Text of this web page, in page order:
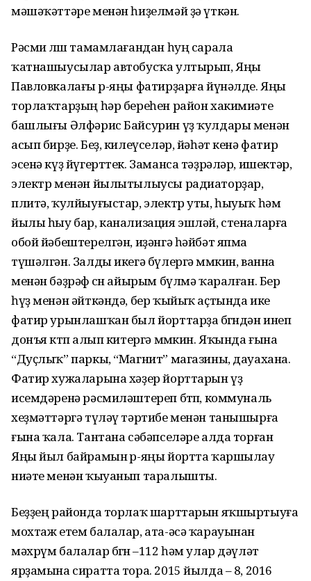
мәшәҡәттәре менән һиҙелмәй ҙә үткән.
Рәсми өлөш тамамлағандан һуң сарала
ҡатнашыусылар автобусҡа ултырып, Яңы
Павловкалағы өр-яңы фатирҙарға йүнәлде. Яңы
торлаҡтарҙың һәр береһен район хакимиәте
башлығы Әлфәрис Байсурин үҙ ҡулдары менән
асып бирҙе. Беҙ, килеүселәр, йәһәт кенә фатир
эсенә күҙ йүгерттек. Заманса тәҙрәләр, ишектәр,
электр менән йылытылыусы радиаторҙар,
плитә, ҡулйыуғыстар, электр уты, һыуыҡ һәм
йылы һыу бар, канализация эшләй, стеналарға
обой йәбештерелгән, иҙәнгә һәйбәт япма
түшәлгән. Залды икегә бүлергә мөмкин, ванна
менән бәҙрәф өсөн айырым бүлмә ҡаралған. Бер
һүҙ менән әйткәндә, бер ҡыйыҡ аҫтында ике
фатир урынлашҡан был йорттарҙа бөгөндән инеп
донъя көтөп алып китергә мөмкин. Яҡында ғына
“Дуҫлыҡ” паркы, “Магнит” магазины, дауахана.
Фатир хужаларына хәҙер йорттарын үҙ
исемдәренә рәсмиләштереп бөтөп, коммуналь
хеҙмәттәргә түләү тәртибе менән танышырға
ғына ҡала. Тантана сәбәпселәре алда торған
Яңы йыл байрамын өр-яңы йортта ҡаршылау
ниәте менән ҡыуанып таралышты.
Беҙҙең районда торлаҡ шарттарын яҡшыртыуға
мохтаж етем балалар, ата-әсә ҡарауынан
мәхрүм балалар бөгөн –112 һәм улар дәүләт
ярҙамына сиратта тора. 2015 йылда – 8, 2016